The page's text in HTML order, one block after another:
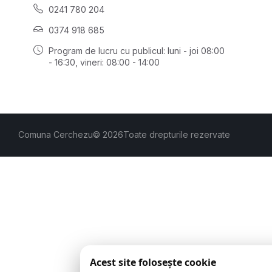
0241 780 204
0374 918 685
Program de lucru cu publicul: luni - joi 08:00
- 16:30 , vineri: 08:00 - 14:00
Comuna Cerchezu© 2026Toate drepturile rezervate
Acest site folosește cookie